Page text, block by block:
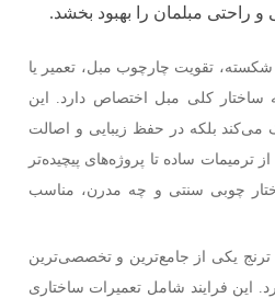
راحتی مبلمان را بهبود بخشد.
تقویت چارچوب مبل، تعمیر یا
کلی مبل اختصاص دارد. این
می‌کند بلکه در حفظ زیبایی و اصالت
ترمیمات ساده تا پروژه‌های پیچیده‌تر
چوبی سنتی و چه مدرن، مناسب
یکی از جامع‌ترین و تخصصی‌ترین
این فرایند شامل تعمیرات ساختاری